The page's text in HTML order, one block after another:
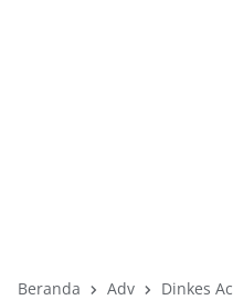
Beranda Adv Dinkes